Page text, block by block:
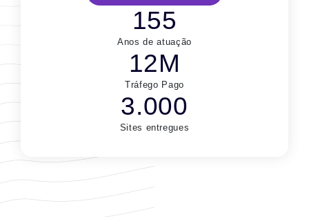
155
Anos de atuação
12M
Tráfego Pago
3.000
Sites entregues